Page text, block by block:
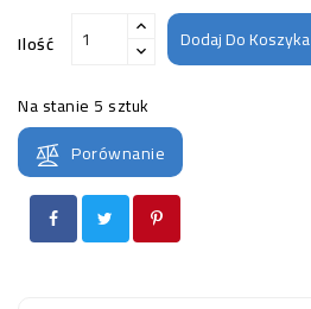
Ilość Dodaj Do Koszyka
Na stanie 5 sztuk
Porównanie